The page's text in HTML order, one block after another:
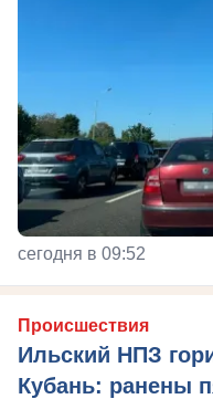
сегодня в 09:52
Происшествия
Ильский НПЗ
Кубань: ранены